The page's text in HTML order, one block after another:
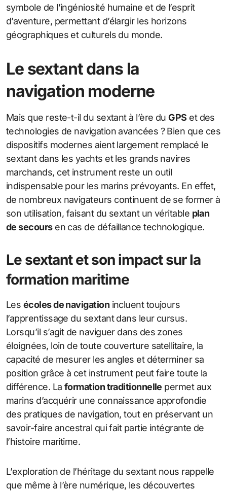
symbole de l’ingéniosité humaine et de l’esprit
d’aventure, permettant d’élargir les horizons
géographiques et culturels du monde.
Le sextant dans la
navigation moderne
Mais que reste-t-il du sextant à l’ère duGPS et des
technologies de navigation avancées ? Bien que ces
dispositifs modernes aient largement remplacé le
sextant dans les yachts et les grands navires
marchands, cet instrument reste un outil
indispensable pour les marins prévoyants. En effet,
de nombreux navigateurs continuent de se former à
son utilisation, faisant du sextant un véritable plan
de secoursen cas de défaillance technologique.
Le sextant et son impact sur la
formation maritime
Les écoles de navigation incluent toujours
l’apprentissage du sextant dans leur cursus.
Lorsqu’il s’agit de naviguer dans des zones
éloignées, loin de toute couverture satellitaire, la
capacité de mesurer les angles et déterminer sa
position grâce à cet instrument peut faire toute la
différence. La formation traditionnelle permet aux
marins d’acquérir une connaissance approfondie
des pratiques de navigation, tout en préservant un
savoir-faire ancestral qui fait partie intégrante de
l’histoire maritime.
L’exploration de l’héritage du sextant nous rappelle
que même à l’ère numérique, les découvertes